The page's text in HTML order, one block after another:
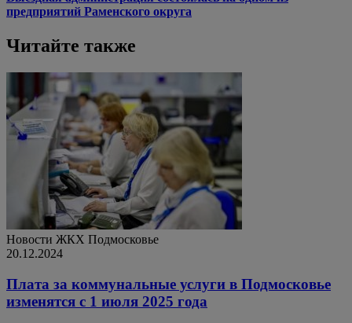
предприятий Раменского округа
Читайте также
Новости ЖКХ Подмосковье
20.12.2024
Плата за коммунальные услуги в Подмосковье
изменятся с 1 июля 2025 года